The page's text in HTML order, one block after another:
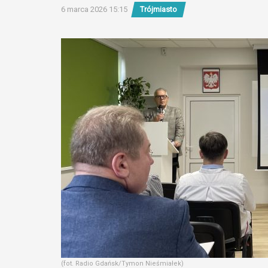
6 marca 2026 15:15 Trójmiasto
(fot. Radio Gdańsk/Tymon Nieśmiałek)